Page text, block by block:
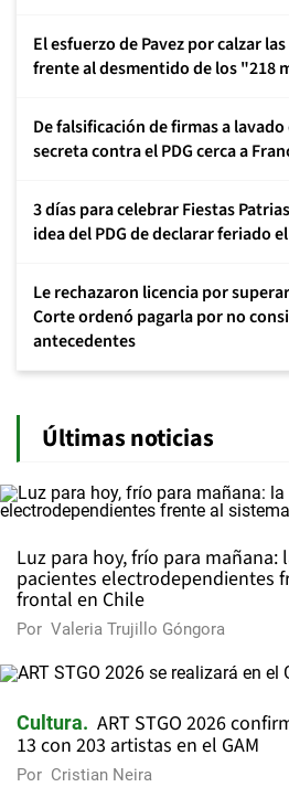
El esfuerzo de Pavez por calzar
frente al desmentido de los "218
De falsificación de firmas a
secreta contra el PDG cerca a
3 días para celebrar Fiestas
idea del PDG de declarar feriado
Le rechazaron licencia por
Corte ordenó pagarla por no
antecedentes
Últimas noticias
Luz para hoy, frío para mañana:
pacientes electrodependientes
frontal en Chile
Por Valeria Trujillo Góngora
Cultura
ART STGO 2026
13 con 203 artistas en el GAM
Por Cristian Neira